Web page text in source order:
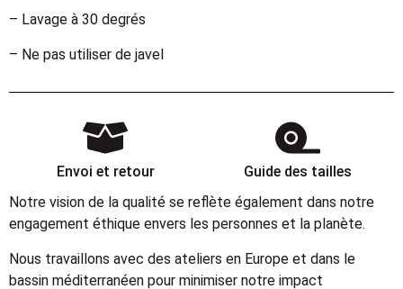
– Lavage à 30 degrés
– Ne pas utiliser de javel
Envoi et retour
Guide des tailles
Notre vision de la qualité se reflète également dans notre
engagement éthique envers les personnes et la planète.
Nous travaillons avec des ateliers en Europe et dans le
bassin méditerranéen pour minimiser notre impact